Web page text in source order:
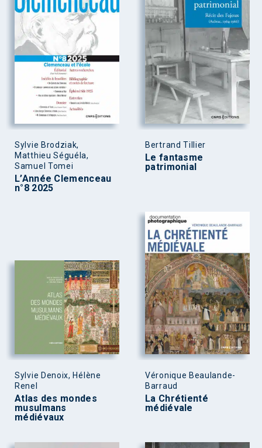
Sylvie Brodziak,
Matthieu Séguéla,
Samuel Tomei
L’Année Clemenceau
n°8 2025
Bertrand Tillier
Le fantasme
patrimonial
Sylvie Denoix, Hélène
Renel
Atlas des mondes
musulmans
médiévaux
Véronique Beaulande-
Barraud
La Chrétienté
médiévale